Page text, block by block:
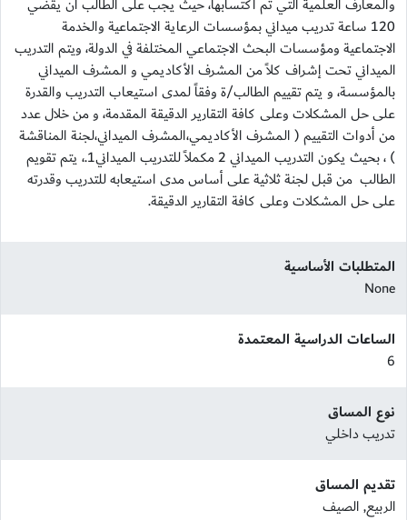
والمعارف العلمية التي تم اكتسابها، حيث يجب على الطالب أن يقضي
120 ساعة تدريب ميداني بمؤسسات الرعاية الاجتماعية والخدمة
الاجتماعية ومؤسسات البحث الاجتماعي المختلفة في الدولة، ويتم التدريب
الميداني تحت إشراف كلاً من المشرف الأكاديمي و المشرف الميداني
بالمؤسسة، و يتم تقييم الطالب/ة وفقاً لمدى استيعاب التدريب والقدرة
على حل المشكلات وعلى كافة التقارير الدقيقة المقدمة، و من خلال عدد
من أدوات التقييم ( المشرف الأكاديمي،المشرف الميداني،لجنة المناقشة
) ، بحيث يكون التدريب الميداني 2 مكملاً للتدريب الميداني1.، يتم تقويم
الطالب من قبل لجنة ثلاثية على أساس مدى استيعابه للتدريب وقدرته
على حل المشكلات وعلى كافة التقارير الدقيقة.
المتطلبات الأساسية
None
الساعات الدراسية المعتمدة
6
نوع المساق
تدريب داخلي
تقديم المساق
الربيع, الصيف